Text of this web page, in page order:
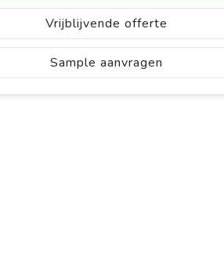
Vrijblijvende offerte
Sample aanvragen